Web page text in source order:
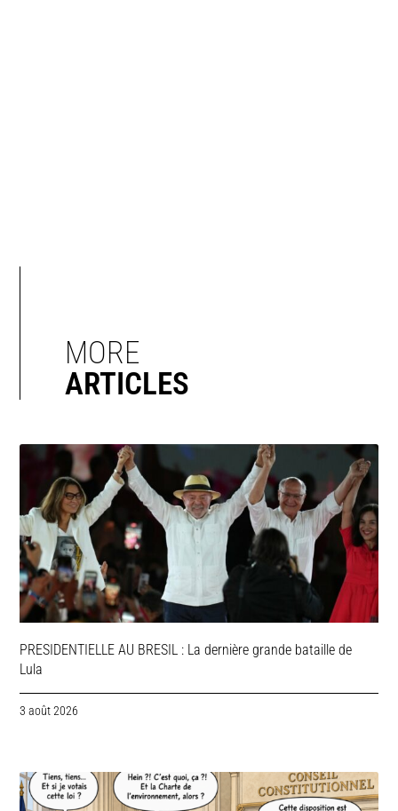
MORE
ARTICLES
PRESIDENTIELLE AU BRESIL : La dernière grande bataille de
Lula
3 août 2026